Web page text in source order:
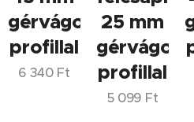
gérvágott
profillal
6 340Ft
25 mm
gérvágott
profillal
5 099 Ft